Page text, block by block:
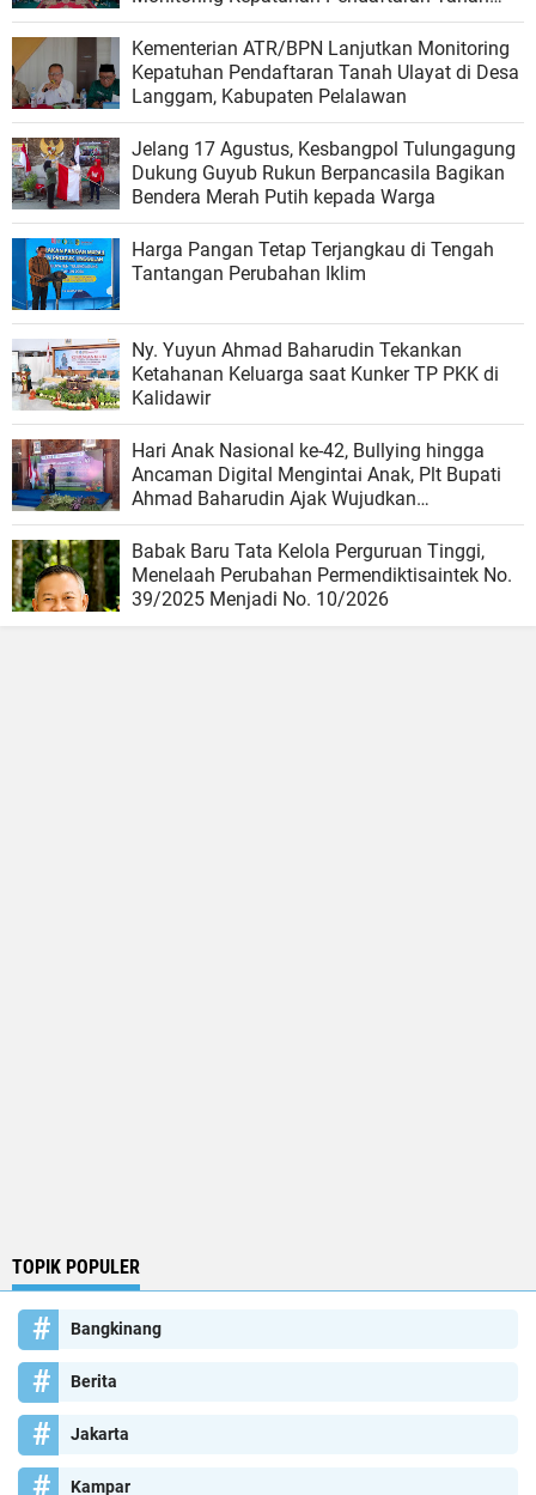
Ulayat di Kubu, Rokan Hilir
Kementerian ATR/BPN Lanjutkan Monitoring
Kepatuhan Pendaftaran Tanah Ulayat di Desa
Langgam, Kabupaten Pelalawan
Jelang 17 Agustus, Kesbangpol Tulungagung
Dukung Guyub Rukun Berpancasila Bagikan
Bendera Merah Putih kepada Warga
Harga Pangan Tetap Terjangkau di Tengah
Tantangan Perubahan Iklim
Ny. Yuyun Ahmad Baharudin Tekankan
Ketahanan Keluarga saat Kunker TP PKK di
Kalidawir
Hari Anak Nasional ke-42, Bullying hingga
Ancaman Digital Mengintai Anak, Plt Bupati
Ahmad Baharudin Ajak Wujudkan
Tulungagung Ramah Anak
Babak Baru Tata Kelola Perguruan Tinggi,
Menelaah Perubahan Permendiktisaintek No.
39/2025 Menjadi No. 10/2026
TOPIK POPULER
Bangkinang
Berita
Jakarta
Kampar